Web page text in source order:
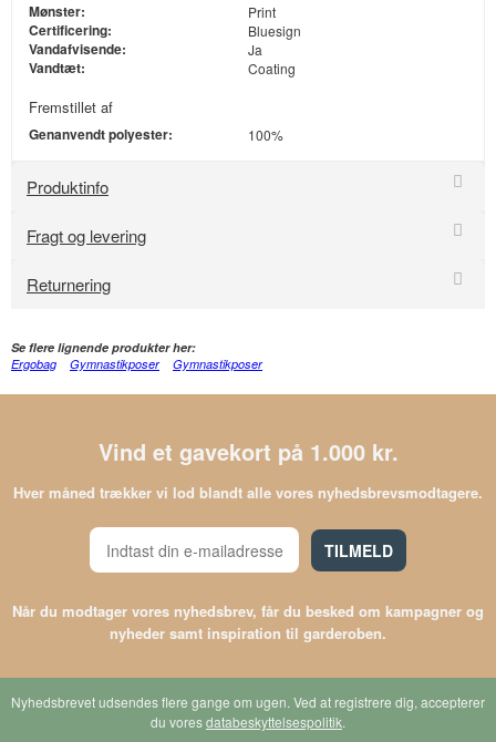
Mønster: Print
Certificering: Bluesign
Vandafvisende: Ja
Vandtæt: Coating
Fremstillet af
Genanvendt polyester: 100%
Produktinfo
Fragt og levering
Returnering
Se flere lignende produkter her:
Ergobag
Gymnastikposer Gymnastikposer
Vind et gavekort på 1.000 kr.
Hver måned trækker vi lod blandt alle vores nyhedsbrevsmodtagere.
TILMELD
Når du modtager vores nyhedsbrev, får du besked om kampagner og
nyheder samt inspiration til garderoben.
Nyhedsbrevet udsendes flere gange om ugen. Ved at registrere dig, accepterer
du voresdatabeskyttelsespolitik.